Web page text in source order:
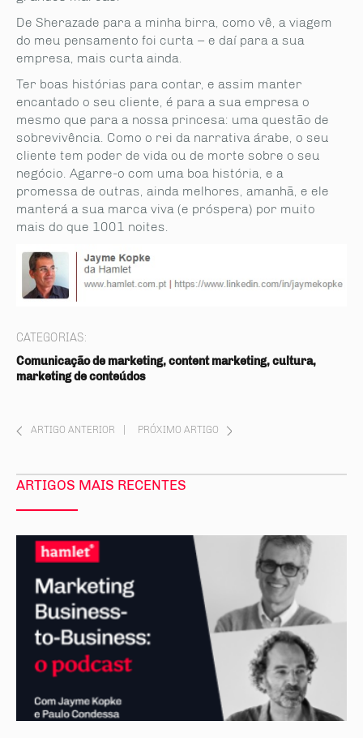
De Sherazade para a minha birra, como vê, a viagem
do meu pensamento foi curta – e daí para a sua
empresa, mais curta ainda.
Ter boas histórias para contar, e assim manter
encantado o seu cliente, é para a sua empresa o
mesmo que para a nossa princesa: uma questão de
sobrevivência. Como o rei da narrativa árabe, o seu
cliente tem poder de vida ou de morte sobre o seu
negócio. Agarre-o com uma boa história, e a
promessa de outras, ainda melhores, amanhã, e ele
manterá a sua marca viva (e próspera) por muito
mais do que 1001 noites.
CATEGORIAS:
Comunicação de marketing, content marketing, cultura,
marketing de conteúdos
ARTIGO ANTERIOR PRÓXIMO ARTIGO
ARTIGOS MAIS RECENTES